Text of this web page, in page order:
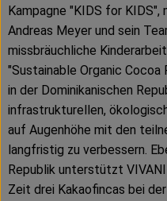
Kampagne "KIDS for
Andreas Meyer und sein
missbräuchliche
"Sustainable Organic
in der Dominikanischen
infrastrukturellen,
auf Augenhöhe mit den
langfristig zu verbessern.
Republik unterstützt
Zeit drei Kakaofincas bei